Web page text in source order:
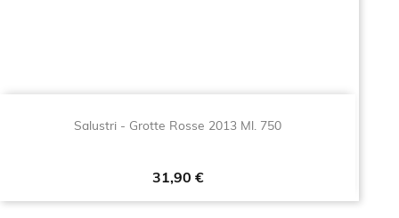
Salustri - Grotte Rosse 2013 Ml. 750
Prezzo
31,90 €